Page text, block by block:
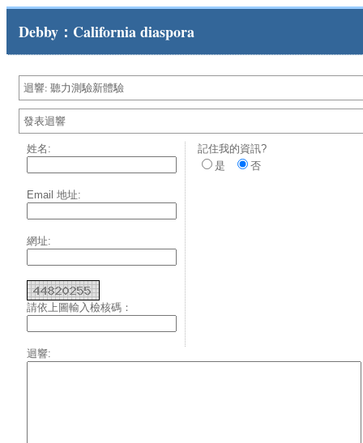
Debby：California diaspora
迴響: 聽力測驗新體驗
發表迴響
姓名:
Email 地址:
網址:
請依上圖輸入檢核碼：
記住我的資訊?
是
否
迴響: